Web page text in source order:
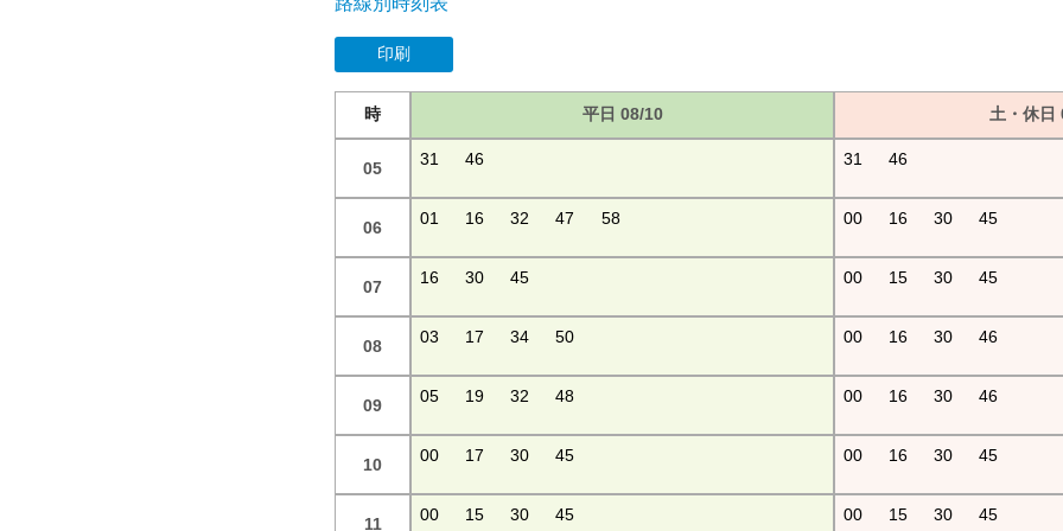
印刷
時 平日 08/10 土・休日
05 31 46 31 46
06 01 16 32 47 58 00 16 30 45
07 16 30 45 00 15 30 45
08 03 17 34 50 00 16 30 46
09 05 19 32 48 00 16 30 46
10 00 17 30 45 00 16 30 45
11 00 15 30 45 00 15 30 45